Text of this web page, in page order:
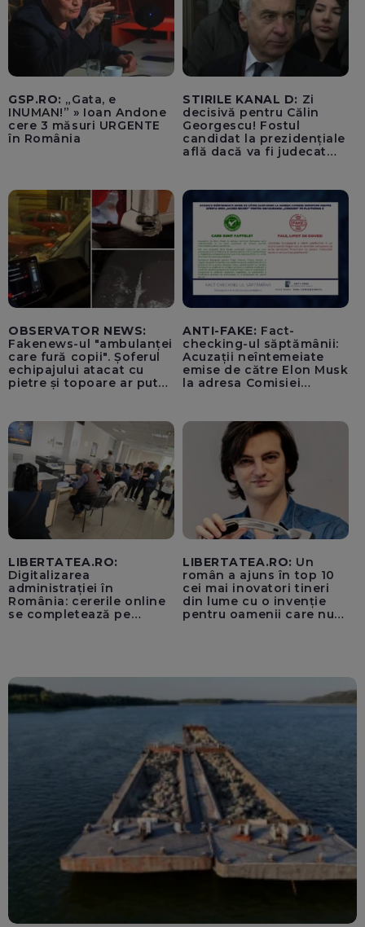
GSP.RO: „Gata, e
INUMAN!” » Ioan Andone
cere 3 măsuri URGENTE
în România
STIRILE KANAL D: Zi
decisivă pentru Călin
Georgescu! Fostul
candidat la prezidențiale
află dacă va fi judecat
OBSERVATOR NEWS:
Fakenews-ul "ambulanței
care fură copii". Șoferul
echipajului atacat cu
pietre și topoare ar putea
ANTI-FAKE: Fact-
checking-ul săptămânii:
Acuzații neîntemeiate
emise de către Elon Musk
la adresa Comisiei
pentru instaurarea
„cenzurii” pe platforma X
LIBERTATEA.RO:
Digitalizarea
administrației în
România: cererile online
se completează pe
LIBERTATEA.RO: Un
român a ajuns în top 10
cei mai inovatori tineri
din lume cu o invenție
pentru oamenii care nu